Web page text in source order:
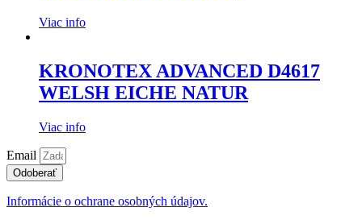
Viac info
KRONOTEX ADVANCED D4617
WELSH EICHE NATUR
Viac info
Email
Odoberať
Informácie o ochrane osobných údajov.